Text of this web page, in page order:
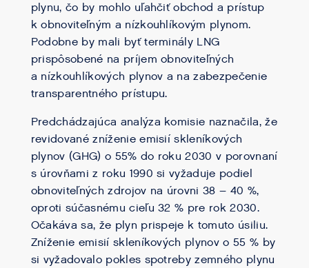
plynu, čo by mohlo uľahčiť obchod a prístup
k obnoviteľným a nízkouhlíkovým plynom.
Podobne by mali byť terminály LNG
prispôsobené na príjem obnoviteľných
a nízkouhlíkových plynov a na zabezpečenie
transparentného prístupu.
Predchádzajúca analýza komisie naznačila, že
revidované zníženie emisií skleníkových
plynov (GHG) o 55% do roku 2030 v porovnaní
s úrovňami z roku 1990 si vyžaduje podiel
obnoviteľných zdrojov na úrovni 38 – 40 %,
oproti súčasnému cieľu 32 % pre rok 2030.
Očakáva sa, že plyn prispeje k tomuto úsiliu.
Zníženie emisií skleníkových plynov o 55 % by
si vyžadovalo pokles spotreby zemného plynu